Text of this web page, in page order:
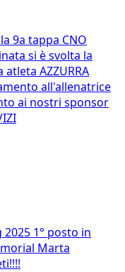
9a tappa CNO
si è svolta la
AZZURRA
all'allenatrice
ai nostri sponsor
1° posto in
Marta